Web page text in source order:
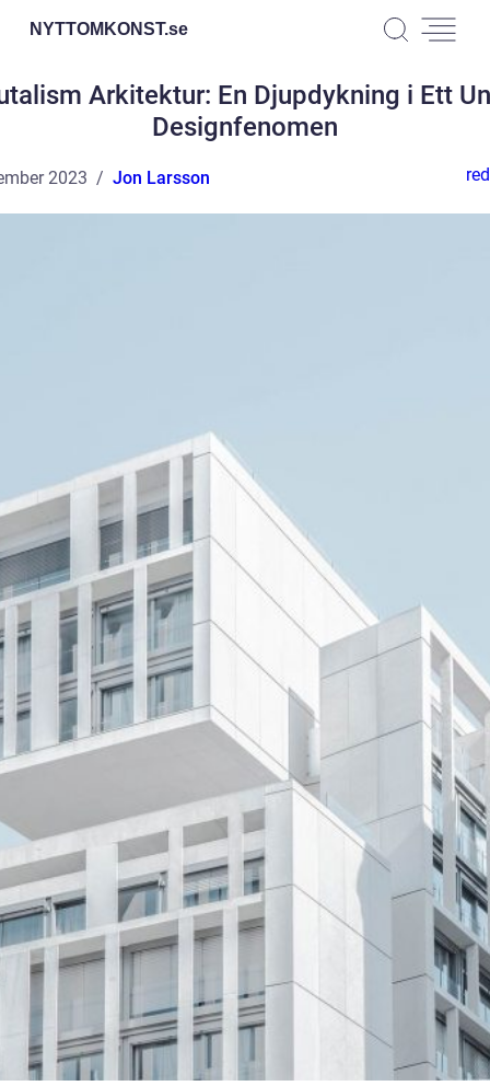
NYTTOMKONST.se
Arkitektur: En Djupdykning i Ett
Designfenomen
2023 Jon Larsson